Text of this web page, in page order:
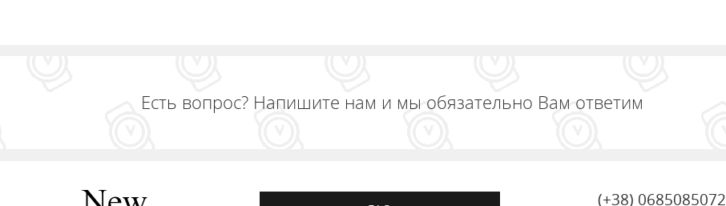
Есть вопрос? Напишите нам и мы обязательно Вам ответим
(+38) 0685085072